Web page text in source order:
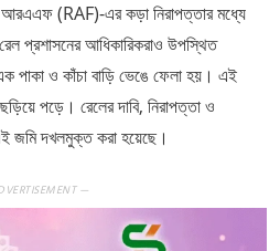
ও আরএএফ (RAF)-এর কড়া নিরাপত্তার মধ্যে
প্রশাসনের আধিকারিকরাও উপস্থিত
পাকা ও কাঁচা বাড়ি ভেঙে ফেলা হয়। এই
পড়ে। রেলের দাবি, নিরাপত্তা ও
জমি দখলমুক্ত করা হয়েছে।
—